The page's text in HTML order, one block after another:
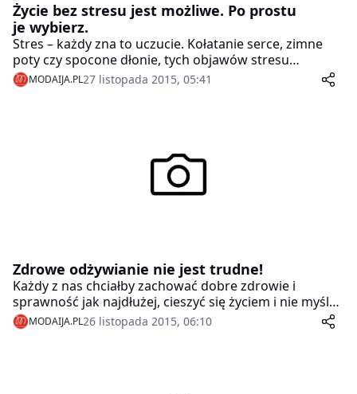
Życie bez stresu jest możliwe. Po prostu
je wybierz.
Stres – każdy zna to uczucie. Kołatanie serce, zimne
poty czy spocone dłonie, tych objawów stresu
doświadczył na pewno każdy z nas. Współczesne
tempo życia sprzyja jego wystąpieniu. Żyjemy szybciej,
MODAIJA.PL27 listopada 2015, 05:41
Zdrowe odżywianie nie jest trudne!
Każdy z nas chciałby zachować dobre zdrowie i
sprawność jak najdłużej, cieszyć się życiem i nie myśleć
o chorobach. Czy jest to w ogóle możliwe? Czy obecny
sposób życia nam to umożliwia? Oczywiście, że tak.
MODAIJA.PL26 listopada 2015, 06:10